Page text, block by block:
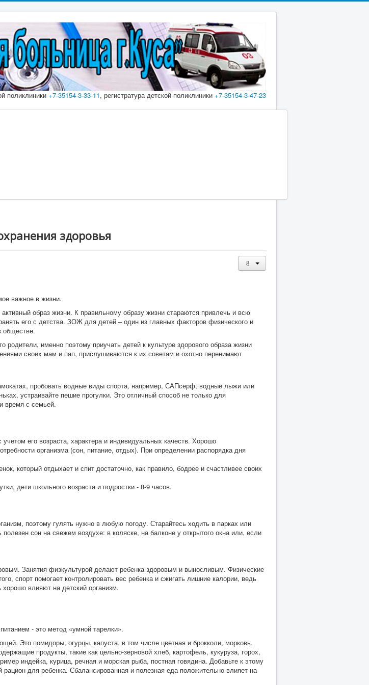
поликлиники +7-35154-3-33-11, регистратура детской поликлиники +7-35154-3-47-23
здоровья
важное в жизни.
образ жизни. К правильному образу жизни стараются привлечь и всю
его с детства. ЗОЖ для детей – один из главных факторов физического и
обществе.
именно поэтому приучать детей к культуре здорового образа жизни
своих мам и пап, прислушиваются к их советам и охотно перенимают
пробовать водные виды спорта, например, САПсерф, водные лыжи или
устраивайте пешие прогулки. Это отличный способ не только для
время с семьей.
его возраста, характера и индивидуальных качеств. Хорошо
организма (сон, питание, отдых). При определении распорядка дня
который отдыхает и спит достаточно, как правило, бодрее и счастливее своих
дети школьного возраста и подростки - 8-9 часов.
поэтому гулять нужно в любую погоду. Старайтесь ходить в парках или
сон на свежем воздухе: в коляске, на балконе у открытого окна или, если
Занятия физкультурой делают ребенка здоровым и выносливым. Физические
спорт помогает контролировать вес ребенка и сжигать лишние калории, ведь
влияют на детский организм.
- это метод «умной тарелки».
Это помидоры, огурцы, капуста, в том числе цветная и брокколи, морковь,
продукты, такие как цельно-зерновой хлеб, картофель, кукуруза, горох,
индейка, курица, речная и морская рыба, постная говядина. Добавьте к этому
для ребенка. Сбалансированная и полезная еда положительно влияет на